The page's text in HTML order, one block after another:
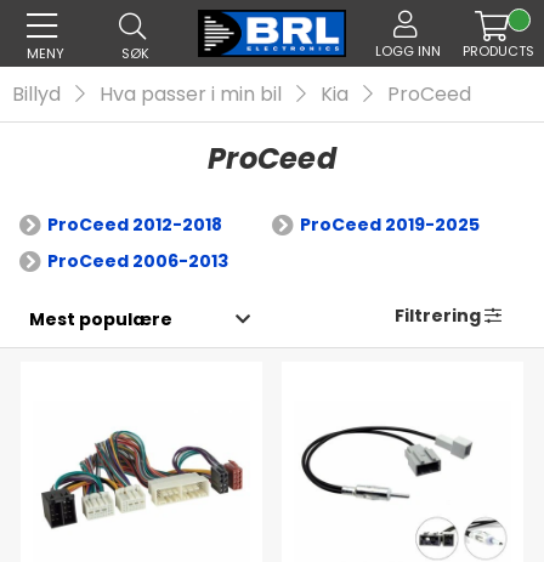
MENY SØK LOGG INN PRODUCTS
Billyd Hva passer i min bil Kia ProCeed
ProCeed
ProCeed 2012-2018
ProCeed 2019-2025
ProCeed 2006-2013
Filtrering